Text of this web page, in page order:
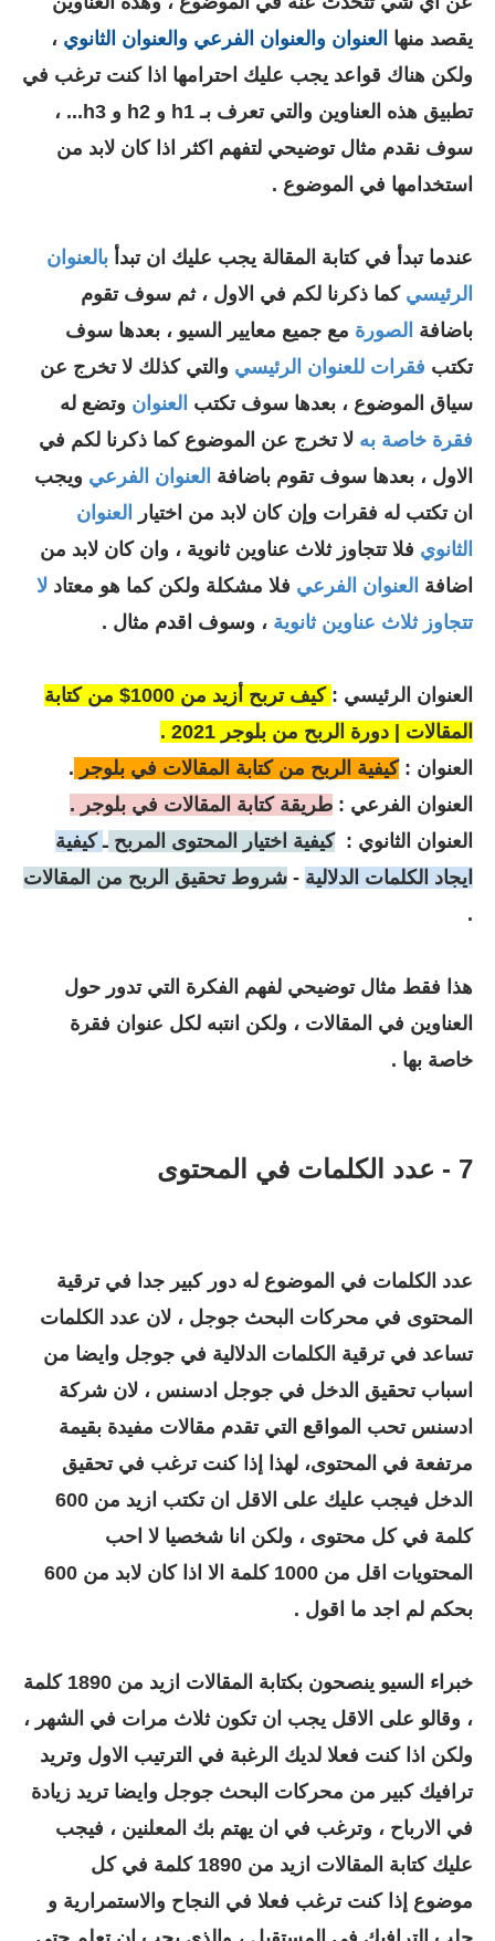
يقصد منها العنوان والعنوان الفرعي والعنوان الثانوي ،
ولكن هناك قواعد يجب عليك احترامها اذا كنت ترغب في
تطبيق هذه العناوين والتي تعرف بـ h1 و h2 و h3... ،
سوف نقدم مثال توضيحي لتفهم اكثر اذا كان لابد من
استخدامها في الموضوع .
عندما تبدأ في كتابة المقالة يجب عليك ان تبدأ بالعنوان
الرئيسي كما ذكرنا لكم في الاول ، ثم سوف تقوم
باضافة الصورة مع جميع معايير السيو ، بعدها سوف
تكتب فقرات للعنوان الرئيسي والتي كذلك لا تخرج عن
سياق الموضوع ، بعدها سوف تكتب العنوان وتضع له
فقرة خاصة به لا تخرج عن الموضوع كما ذكرنا لكم في
الاول ، بعدها سوف تقوم باضافة العنوان الفرعي ويجب
ان تكتب له فقرات وإن كان لابد من اختيار
العنوان
الثانوي فلا تتجاوز ثلاث عناوين ثانوية ، وان كان لابد من
اضافة العنوان الفرعي فلا مشكلة ولكن كما هو معتاد لا
تتجاوز ثلاث عناوين ثانوية ، وسوف اقدم مثال .
العنوان الرئيسي :
كيف تربح أزيد من 1000$ من كتابة
المقالات | دورة الربح من بلوجر 2021 .
العنوان :كيفية الربح من كتابة المقالات في بلوجر .
العنوان الفرعي : طريقة كتابة المقالات في بلوجر .
العنوان الثانوي :كيفية اختيار المحتوى المربح ـكيفية
ايجاد الكلمات الدلالية - شروط تحقيق الربح من المقالات
.
هذا فقط مثال توضيحي لفهم الفكرة التي تدور حول
العناوين في المقالات ، ولكن انتبه لكل عنوان فقرة
خاصة بها .
7 - عدد الكلمات في المحتوى
عدد الكلمات في الموضوع له دور كبير جدا في ترقية
المحتوى في محركات البحث جوجل ، لان عدد الكلمات
تساعد في ترقية الكلمات الدلالية في جوجل وايضا من
اسباب تحقيق الدخل في جوجل ادسنس ، لان شركة
ادسنس تحب المواقع التي تقدم مقالات مفيدة بقيمة
مرتفعة في المحتوى، لهذا إذا كنت ترغب في تحقيق
الدخل فيجب عليك على الاقل ان تكتب ازيد من 600
كلمة في كل محتوى ، ولكن انا شخصيا لا احب
المحتويات اقل من 1000 كلمة الا اذا كان لابد من 600
بحكم لم اجد ما اقول .
خبراء السيو ينصحون بكتابة المقالات ازيد من 1890 كلمة
، وقالو على الاقل يجب ان تكون ثلاث مرات في الشهر ،
ولكن اذا كنت فعلا لديك الرغبة في الترتيب الاول وتريد
ترافيك كبير من محركات البحث جوجل وايضا تريد زيادة
في الارباح ، وترغب في ان يهتم بك المعلنين ، فيجب
عليك كتابة المقالات ازيد من 1890 كلمة في كل
موضوع إذا كنت ترغب فعلا في النجاح والاستمرارية و